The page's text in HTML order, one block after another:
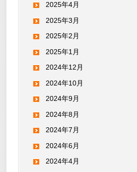
2025年4月
2025年3月
2025年2月
2025年1月
2024年12月
2024年10月
2024年9月
2024年8月
2024年7月
2024年6月
2024年4月